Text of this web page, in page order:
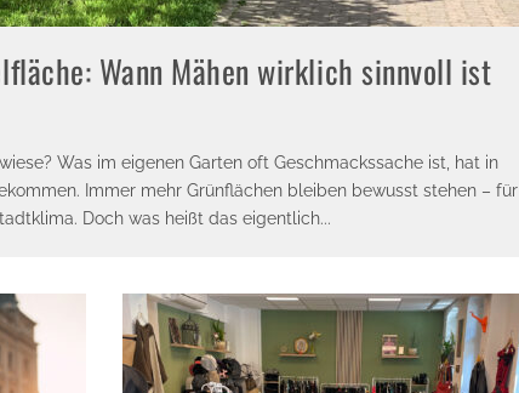
Wann Mähen wirklich sinnvoll ist
Was im eigenen Garten oft Geschmackssache ist, hat in
Immer mehr Grünflächen bleiben bewusst stehen – für
Doch was heißt das eigentlich...